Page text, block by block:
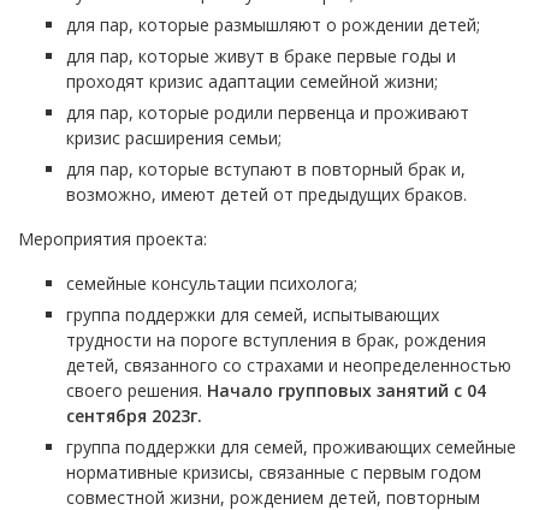
для пар, которые размышляют о рождении детей;
для пар, которые живут в браке первые годы и
проходят кризис адаптации семейной жизни;
для пар, которые родили первенца и проживают
кризис расширения семьи;
для пар, которые вступают в повторный брак и,
возможно, имеют детей от предыдущих браков.
Мероприятия проекта:
семейные консультации психолога;
группа поддержки для семей, испытывающих
трудности на пороге вступления в брак, рождения
детей, связанного со страхами и неопределенностью
своего решения. Начало групповых занятий с 04
сентября 2023г.
группа поддержки для семей, проживающих семейные
нормативные кризисы, связанные с первым годом
совместной жизни, рождением детей, повторным